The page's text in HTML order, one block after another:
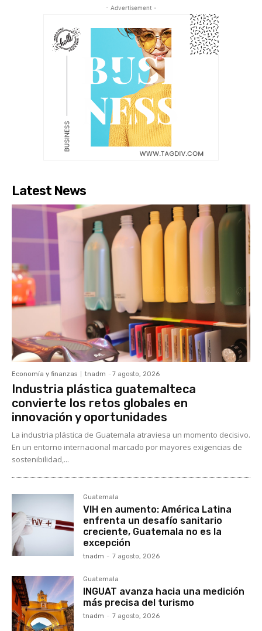
- Advertisement -
Latest News
Economía y finanzas tnadm - 7 agosto, 2026
Industria plástica guatemalteca
convierte los retos globales en
innovación y oportunidades
La industria plástica de Guatemala atraviesa un momento decisivo.
En un entorno internacional marcado por mayores exigencias de
sostenibilidad,...
Guatemala
VIH en aumento: América Latina
enfrenta un desafío sanitario
creciente, Guatemala no es la
excepción
tnadm - 7 agosto, 2026
Guatemala
INGUAT avanza hacia una medición
más precisa del turismo
tnadm - 7 agosto, 2026